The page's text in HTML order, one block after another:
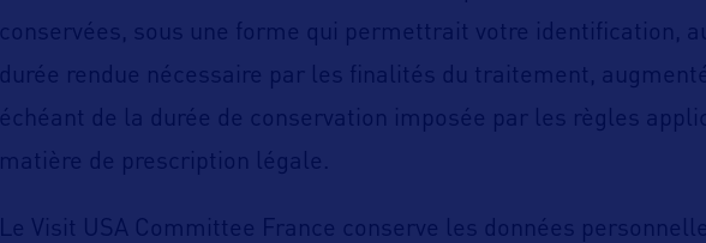
conservées, sous une forme qui permettrait votre identification,
durée rendue nécessaire par les finalités du traitement,
échéant de la durée de conservation imposée par les règles
matière de prescription légale.
Le Visit USA Committee France conserve les données